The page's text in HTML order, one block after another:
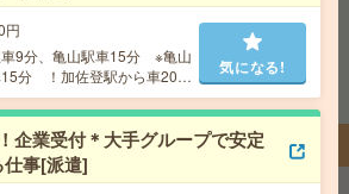
たら「★気になる！」をタップ！
なる！」を押しておくと、
を後でまとめてチェックできます！
履歴からのオススメのお仕事です
円
9分、亀山駅車15分 ※亀山
分 ！加佐登駅から車20分
場あり（敷地内に3ヶ所あ
気になる!
企業受付＊大手グループで安定
仕事[派遣]